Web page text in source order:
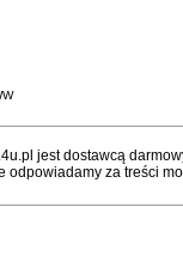
jest dostawcą
odpowiadamy za treści